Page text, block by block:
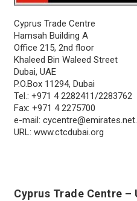
Cyprus Trade Centre
Hamsah Building A
Office 215, 2nd floor
Khaleed Bin Waleed Street
Dubai, UAE
P.O.Box 11294, Dubai
Tel.: +971 4 2282411/2283762
Fax: +971 4 2275700
e-mail:
URL: www.ctcdubai.org
Cyprus Trade Centre